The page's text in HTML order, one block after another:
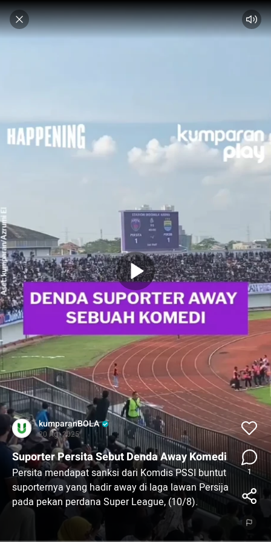
kumparanBOLA
20 Agt 2025
Suporter Persita Sebut Denda Away Komedi
Persita mendapat sanksi dari Komdis PSSI buntut
suporternya yang hadir away di laga lawan Persija
pada pekan perdana Super League, (10/8).
Persita didenda Rp 25 juta oleh Komdis PSSI
karena larangan away tersebut.
1